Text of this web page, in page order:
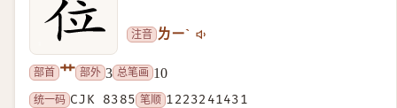
注音 ㄌㄧˋ
部首 艹 部外 3 总笔画 10
统一码 CJK 8385 笔顺 1223241431